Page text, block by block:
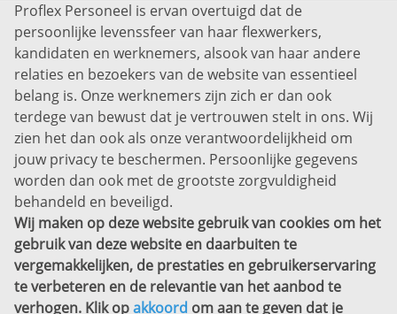
Info@proflexpersoneel.nl
Bel ons:+31 (0)85 0450040
Prins Willem-Alexanderlaan 301
7311 SW Apeldoorn
Disclaimer
Privacyverklaring
Sitemap
Copyright
Bekijk ook eens
Proflex Personeel is ervan overtuigd dat de
persoonlijke levenssfeer van haar flexwerkers,
kandidaten en werknemers, alsook van haar andere
relaties en bezoekers van de website van essentieel
belang is. Onze werknemers zijn zich er dan ook
terdege van bewust dat je vertrouwen stelt in ons. Wij
zien het dan ook als onze verantwoordelijkheid om
jouw privacy te beschermen. Persoonlijke gegevens
worden dan ook met de grootste zorgvuldigheid
behandeld en beveiligd.
Wij maken op deze website gebruik van cookies om het
gebruik van deze website en daarbuiten te
vergemakkelijken, de prestaties en gebruikerservaring
te verbeteren en de relevantie van het aanbod te
verhogen. Klik opakkoord om aan te geven dat je